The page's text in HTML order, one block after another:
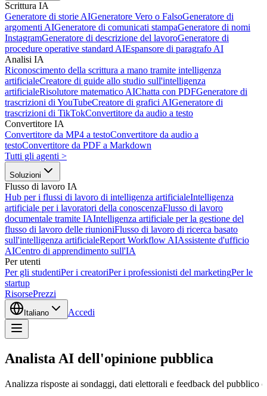
Scrittura IA
Generatore di storie AIGeneratore Vero o FalsoGeneratore di
argomenti AIGeneratore di comunicati stampaGeneratore di nomi
InstagramGeneratore di descrizione del lavoroGeneratore di
procedure operative standard AIEspansore di paragrafo AI
Analisi IA
Riconoscimento della scrittura a mano tramite intelligenza
artificialeCreatore di guide allo studio sull'intelligenza
artificialeRisolutore matematico AIChatta con PDFGeneratore di
trascrizioni di YouTubeCreatore di grafici AIGeneratore di
trascrizioni di TikTokConvertitore da audio a testo
Convertitore IA
Convertitore da MP4 a testoConvertitore da audio a
testoConvertitore da PDF a Markdown
Tutti gli agenti >
Soluzioni
Flusso di lavoro IA
Hub per i flussi di lavoro di intelligenza artificialeIntelligenza
artificiale per i lavoratori della conoscenzaFlusso di lavoro
documentale tramite IAIntelligenza artificiale per la gestione del
flusso di lavoro delle riunioniFlusso di lavoro di ricerca basato
sull'intelligenza artificialeReport Workflow AIAssistente d'ufficio
AICentro di apprendimento sull'IA
Per utenti
Per gli studentiPer i creatoriPer i professionisti del marketingPer le
startup
RisorsePrezzi
Italiano Accedi
Analista AI dell'opinione pubblica
Analizza risposte ai sondaggi, dati elettorali e feedback del